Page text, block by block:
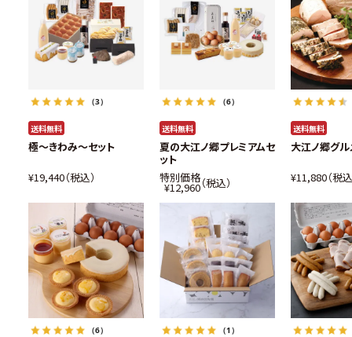
（3）
送料無料
極～きわみ～セット
¥19,440 税込
（6）
送料無料
夏の大江ノ郷プレミアムセ
ット
特別価格
¥12,960 税込
送料無料
大江ノ郷グル
¥11,880 税込
（6） （1）